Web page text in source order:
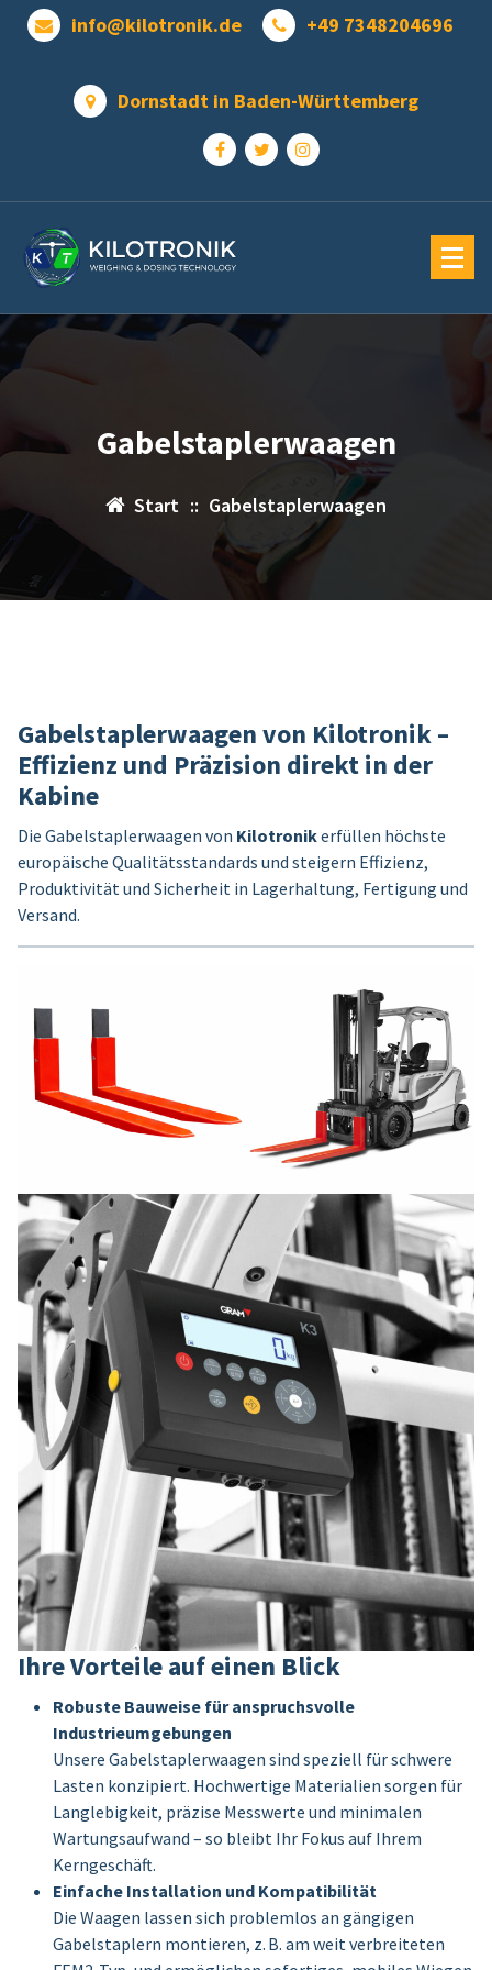
Zum
Inhalt
info@kilotronik.de +49 7348204696
Dornstadt in Baden-Württemberg
Gabelstaplerwaagen
Start :: Gabelstaplerwaagen
Gabelstaplerwaagen von Kilotronik –
Effizienz und Präzision direkt in der
Kabine
Die Gabelstaplerwaagen von Kilotronikerfüllen höchste
europäische Qualitätsstandards und steigern Effizienz,
Produktivität und Sicherheit in Lagerhaltung, Fertigung und
Versand.
Ihre Vorteile auf einen Blick
Robuste Bauweise für anspruchsvolle
Industrieumgebungen
Unsere Gabelstaplerwaagen sind speziell für schwere
Lasten konzipiert. Hochwertige Materialien sorgen für
Langlebigkeit, präzise Messwerte und minimalen
Wartungsaufwand – so bleibt Ihr Fokus auf Ihrem
Kerngeschäft.
Einfache Installation und Kompatibilität
Die Waagen lassen sich problemlos an gängigen
Gabelstaplern montieren, z. B. am weit verbreiteten